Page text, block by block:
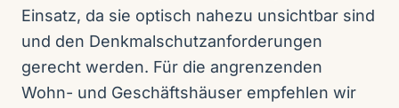
Einsatz, da sie optisch nahezu unsichtbar sind
und den Denkmalschutzanforderungen
gerecht werden. Für die angrenzenden
Wohn- und Geschäftshäuser empfehlen wir